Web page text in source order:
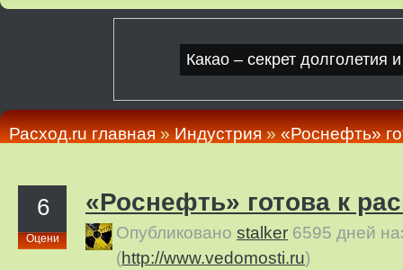
Расход.ru главная»Индустрия»«Роснефть»
6
Оцени
«Роснефть» готова к
Опубликовано stalker 6595 дней
(http://www.vedomosti.ru)